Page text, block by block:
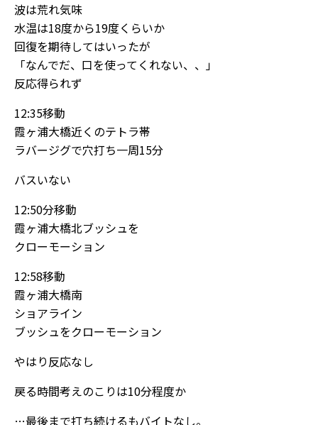
波は荒れ気味
水温は18度から19度くらいか
回復を期待してはいったが
「なんでだ、口を使ってくれない、、」
反応得られず
12:35移動
霞ヶ浦大橋近くのテトラ帯
ラバージグで穴打ち一周15分
バスいない
12:50分移動
霞ヶ浦大橋北ブッシュを
クローモーション
12:58移動
霞ヶ浦大橋南
ショアライン
ブッシュをクローモーション
やはり反応なし
戻る時間考えのこりは10分程度か
…最後まで打ち続けるもバイトなし。